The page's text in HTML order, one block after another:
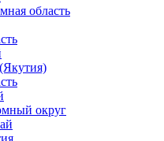
область
округ